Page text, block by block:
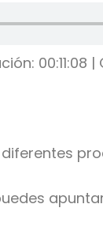
00:11:08 |